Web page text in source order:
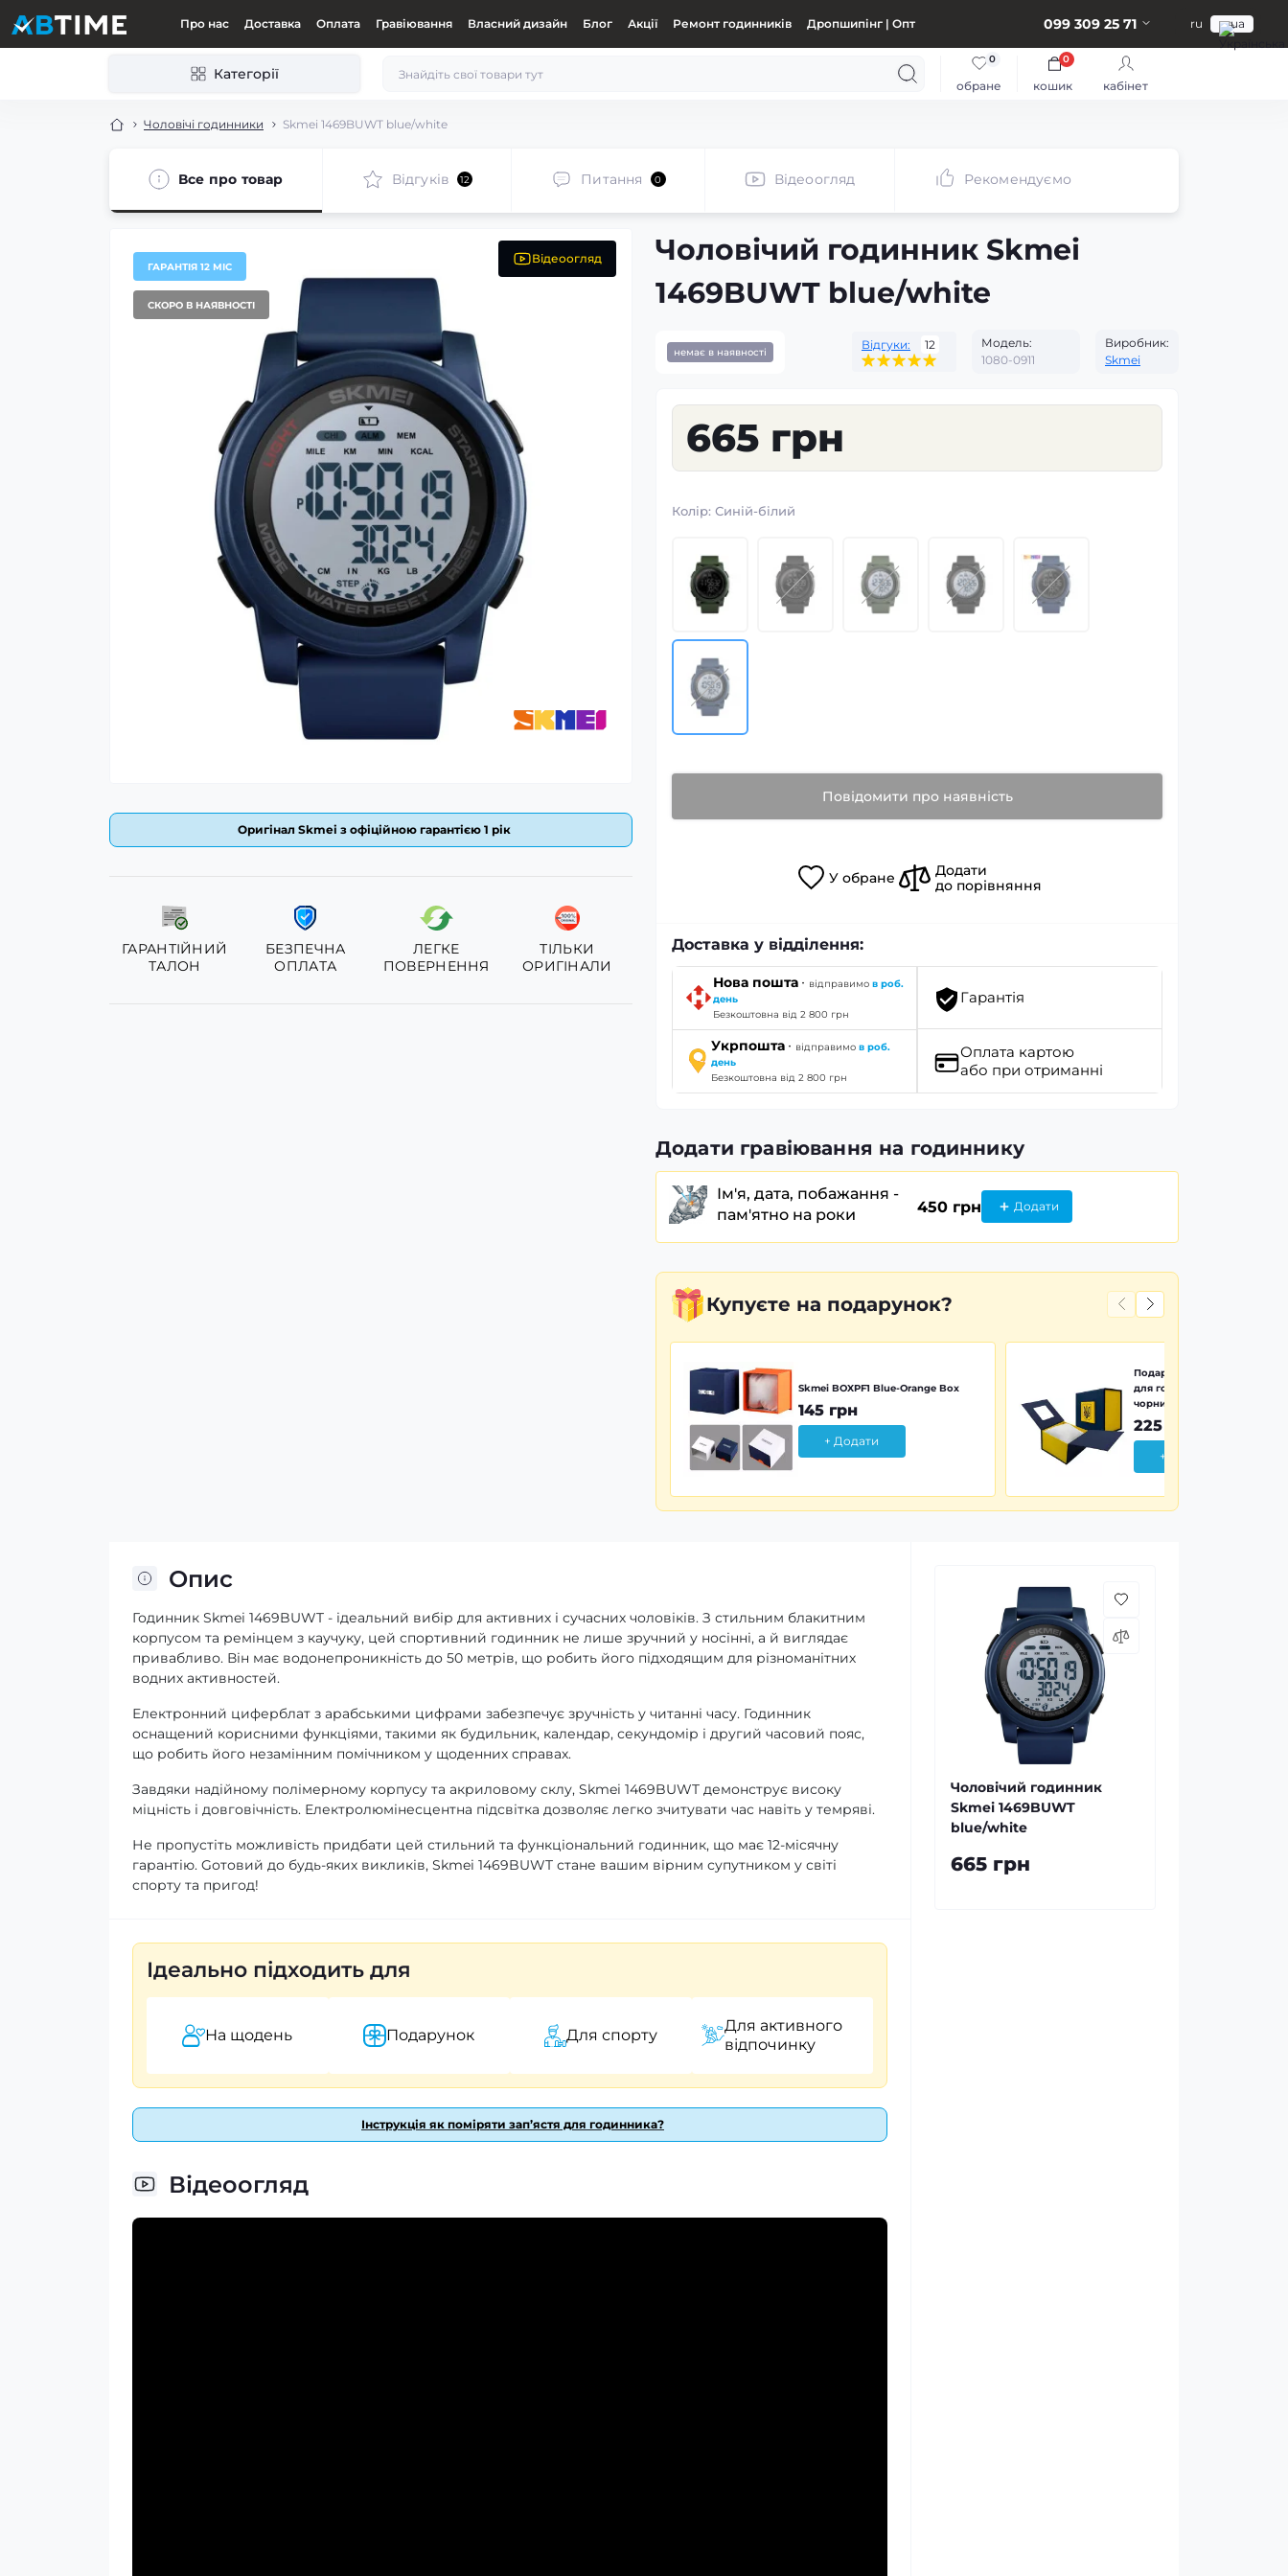
Про нас Доставка Оплата Гравіювання Власний дизайн Блог Акції Ремонт годинників Дропшипінг | Опт 099 309 25 71 ru ua
Категорії
обране
0
кошик
0
кабінет
Чоловічі годинники Skmei 1469BUWT blue/white
Все про товар Відгуків 12 Питання 0 Відеоогляд Рекомендуємо
ГАРАНТІЯ 12 МІС
СКОРО В НАЯВНОСТІ
Відеоогляд
Оригінал Skmei з офіційною гарантією 1 рік
ГАРАНТІЙНИЙ
ТАЛОН
БЕЗПЕЧНА
ОПЛАТА
ЛЕГКЕ
ПОВЕРНЕННЯ
ТІЛЬКИ
ОРИГІНАЛИ
Чоловічий годинник Skmei
1469BUWT blue/white
немає в наявності Відгуки: 12
Модель:
1080-0911
Виробник:
Skmei
665 грн
Колір: Синій-білий
Повідомити про наявність
У обране
Додати
до порівняння
Доставка у відділення:
Нова пошта · відправимо в роб.
день
Безкоштовна від 2 800 грн
Укрпошта · відправимов роб.
день
Безкоштовна від 2 800 грн
Гарантія
Оплата картою
або при отриманні
Додати гравіювання на годиннику
Ім'я, дата, побажання -
пам'ятно на роки
450 грн Додати
Купуєте на подарунок?
Skmei BOXPF1 Blue-Orange Box
145 грн
+ Додати
Подарункова картонна
для годинника синьо-жовта
чорним тризубом
225 грн
+ Додати
Опис
Годинник Skmei 1469BUWT - ідеальний вибір для активних і сучасних чоловіків. З стильним блакитним
корпусом та ремінцем з каучуку, цей спортивний годинник не лише зручний у носінні, а й виглядає
привабливо. Він має водонепроникність до 50 метрів, що робить його підходящим для різноманітних
водних активностей.
Електронний циферблат з арабськими цифрами забезпечує зручність у читанні часу. Годинник
оснащений корисними функціями, такими як будильник, календар, секундомір і другий часовий пояс,
що робить його незамінним помічником у щоденних справах.
Завдяки надійному полімерному корпусу та акриловому склу, Skmei 1469BUWT демонструє високу
міцність і довговічність. Електролюмінесцентна підсвітка дозволяє легко зчитувати час навіть у темряві.
Не пропустіть можливість придбати цей стильний та функціональний годинник, що має 12-місячну
гарантію. Gотовий до будь-яких викликів, Skmei 1469BUWT стане вашим вірним супутником у світі
спорту та пригод!
Ідеально підходить для
На щодень Подарунок Для спорту
Для активного
відпочинку
Інструкція як поміряти зап’ястя для годинника?
Відеоогляд
Чоловічий годинник
Skmei 1469BUWT
blue/white
665 грн